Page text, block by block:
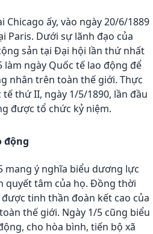
ấy, vào ngày 20/6/1889
Paris. Dưới sự lãnh đạo của
sản tại Đại hội lần thứ nhất
làm ngày Quốc tế lao động để
nhân trên toàn thế giới. Thực
thứ II, ngày 1/5/1890, lần đầu
được tổ chức kỷ niệm.
động
mang ý nghĩa biểu dương lực
quyết tâm của họ. Đồng thời
tinh thần đoàn kết cao của
thế giới. Ngày 1/5 cũng biểu
cho hòa bình, tiến bộ xã